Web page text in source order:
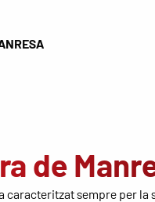
de
caracteritzat sempre per